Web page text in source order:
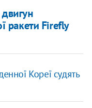
ракети Firefly
Кореї судять